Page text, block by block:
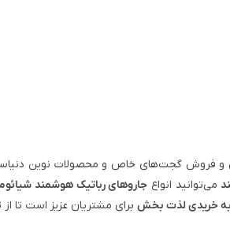
و فروش گجت‌های خاص و محصولات نوین
می‌توانید انواع جاروهای رباتیک هوشمند
خریدی لذت‌ بخش برای مشتریان عزیز است تا از